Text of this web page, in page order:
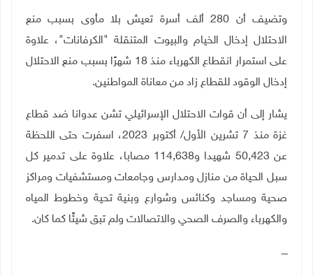
وتضيف أن 280 ألف أسرة تعيش بلا مأوى بسبب منع
الاحتلال إدخال الخيام والبيوت المتنقلة "الكرفانات"، علاوة
على استمرار انقطاع الكهرباء منذ 18 شهرًا بسبب منع الاحتلال
إدخال الوقود للقطاع زاد من معاناة المواطنين.
يشار إلى أن قوات الاحتلال الإسرائيلي تشن عدوانا ضد قطاع
غزة منذ 7 تشرين الأول/ أكتوبر 2023، اسفرت حتى اللحظة
عن 50,423 شهيدا و114,638 مصابا، علاوة على تدمير كل
سبل الحياة من منازل ومدارس وجامعات ومستشفيات ومراكز
صحية ومساجد وكنائس وشوارع وبنية تحية وخطوط المياه
والكهرباء والصرف الصحي والاتصالات ولم تبق شيئًا كما كان.
ــــ